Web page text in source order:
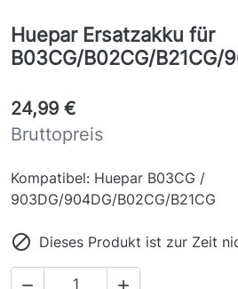
Huepar Ersatzakku für
B03CG/B02CG/B21CG/
24,99 €
Bruttopreis
Kompatibel: Huepar B03CG /
903DG/904DG/B02CG/B21CG
 Dieses Produkt ist zur Zeit
 